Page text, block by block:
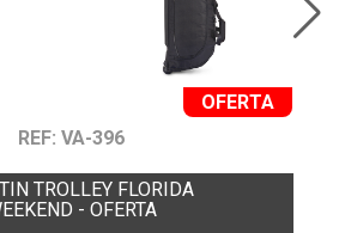
OFERTA
REF: VA-396
TROLLEY FLORIDA
- OFERTA